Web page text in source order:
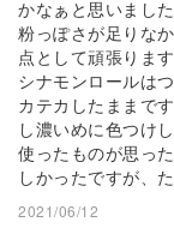
かなぁと思いました
粉っぽさが足りな
点として頑張ります
シナモンロールは
カテカしたままで
し濃いめに色つけし
使ったものが思っ
しかったですが、
2021/06/12